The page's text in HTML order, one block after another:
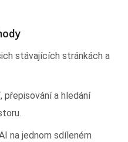
stávajících stránkách a
přepisování a hledání
na jednom sdíleném